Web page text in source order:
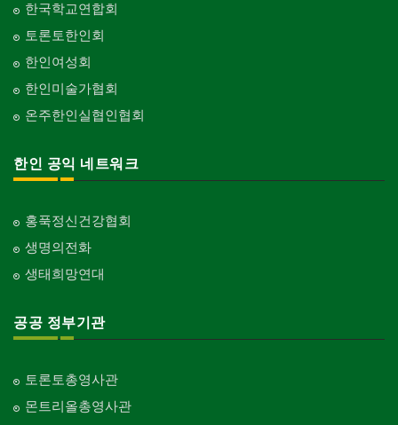
한국학교연합회
토론토한인회
한인여성회
한인미술가협회
온주한인실협인협회
한인 공익 네트워크
홍푹정신건강협회
생명의전화
생태희망연대
공공 정부기관
토론토총영사관
몬트리올총영사관